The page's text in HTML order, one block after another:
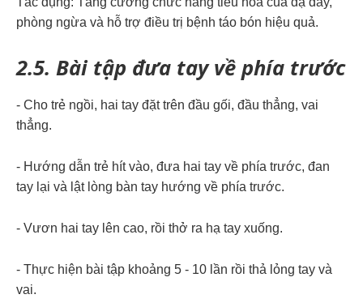
phòng ngừa và hỗ trợ điều trị bệnh táo bón hiệu quả.
2.5. Bài tập đưa tay về phía trước
- Cho trẻ ngồi, hai tay đặt trên đầu gối, đầu thẳng, vai
thẳng.
- Hướng dẫn trẻ hít vào, đưa hai tay về phía trước, đan
tay lại và lật lòng bàn tay hướng về phía trước.
- Vươn hai tay lên cao, rồi thở ra hạ tay xuống.
- Thực hiện bài tập khoảng 5 - 10 lần rồi thả lỏng tay và
vai.